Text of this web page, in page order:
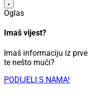
Oglas
Imaš vijest?
Imaš informaciju iz
te nešto muči?
PODIJELI S NAMA!